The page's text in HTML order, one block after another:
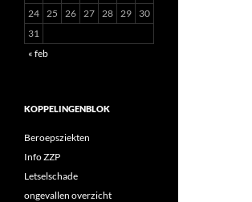
24
25 26 27 28 29
30
31
« feb
KOPPELINGENBLOK
Beroepsziekten
Info ZZP
Letselschade
ongevallen overzicht